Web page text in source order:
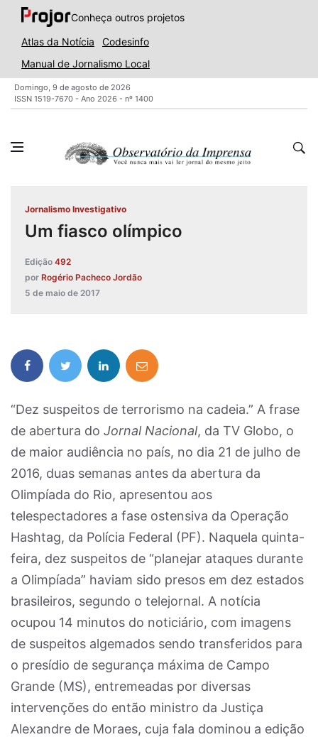
Conheça outros projetos
Atlas da Notícia
Codesinfo
Manual de Jornalismo Local
Domingo, 9 de agosto de 2026
ISSN 1519-7670 - Ano 2026 - nº 1400
Jornalismo Investigativo
Um fiasco olímpico
Edição 492
por Rogério Pacheco Jordão
5 de maio de 2017
“Dez suspeitos de terrorismo na cadeia.” A frase
de abertura do Jornal Nacional, da TV Globo, o
de maior audiência no país, no dia 21 de julho de
2016, duas semanas antes da abertura da
Olimpíada do Rio, apresentou aos
telespectadores a fase ostensiva da Operação
Hashtag, da Polícia Federal (PF). Naquela quinta-
feira, dez suspeitos de “planejar ataques durante
a Olimpíada” haviam sido presos em dez estados
brasileiros, segundo o telejornal. A notícia
ocupou 14 minutos do noticiário, com imagens
de suspeitos algemados sendo transferidos para
o presídio de segurança máxima de Campo
Grande (MS), entremeadas por diversas
intervenções do então ministro da Justiça
Alexandre de Moraes, cuja fala dominou a edição